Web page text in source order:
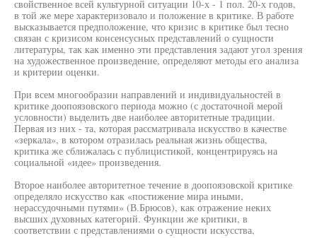
свойственное всей культурной ситуации 10-х - 1 пол. 20-х годов,
в той же мере характеризовало и положение в критике. В работе
высказывается предположение, что кризис в критике был тесно
связан с кризисом консенсусных представлений о сущности
литературы, так как именно эти представления задают угол зрения
на художественное произведение, определяют методы его анализа
и критерии оценки.
При всем многообразии направлений и индивидуальностей в
критике доопоязовского периода можно (с достаточной мерой
условности) выделить две наиболее авторитетные традиции.
Первая из них - та, которая рассматривала искусство в качестве
«зеркала», в котором отразилась реальная жизнь общества,
критика же сближалась с публицистикой, концентрируясь на
социальной «идее» произведения.
Второе наиболее авторитетное течение в доопоязовской критике
определяло искусство как «постижение мира иными,
нерассудочными путями» (В.Брюсов), как отражение неких
высших духовных категорий. Функции же критики, в
соответствии с представлениями о сущности искусства,